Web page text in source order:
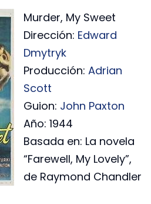
Murder, My Sweet
Dirección: Edward
Dmytryk
Producción: Adrian
Scott
Guion: John Paxton
Año: 1944
Basada en: La novela
“Farewell, My Lovely”,
de Raymond Chandler